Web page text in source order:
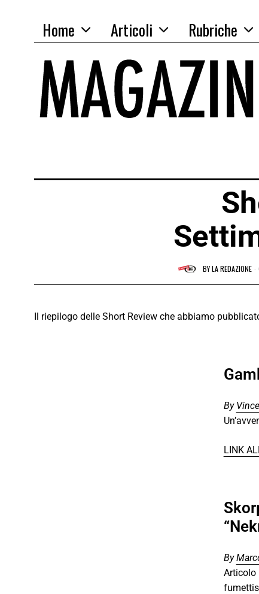
Home Articoli Rubriche
BYLA REDAZIONE
Il riepilogo delle Short Review che abbiamo
By
LINK
By
Articolo